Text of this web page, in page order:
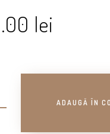
lei
ADAUGĂ ÎN